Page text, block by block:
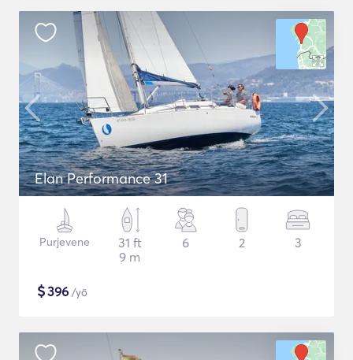
Elan Performance 31
Purjevene
31 ft
9 m
6 2 3
$396 /yö